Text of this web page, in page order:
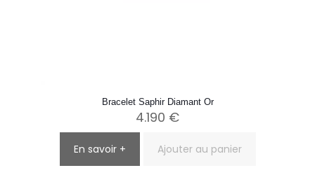
Bracelet Saphir Diamant Or
4.190 €
En savoir + Ajouter au panier